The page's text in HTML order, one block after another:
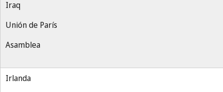
Iraq
Unión de París
Asamblea
Irlanda